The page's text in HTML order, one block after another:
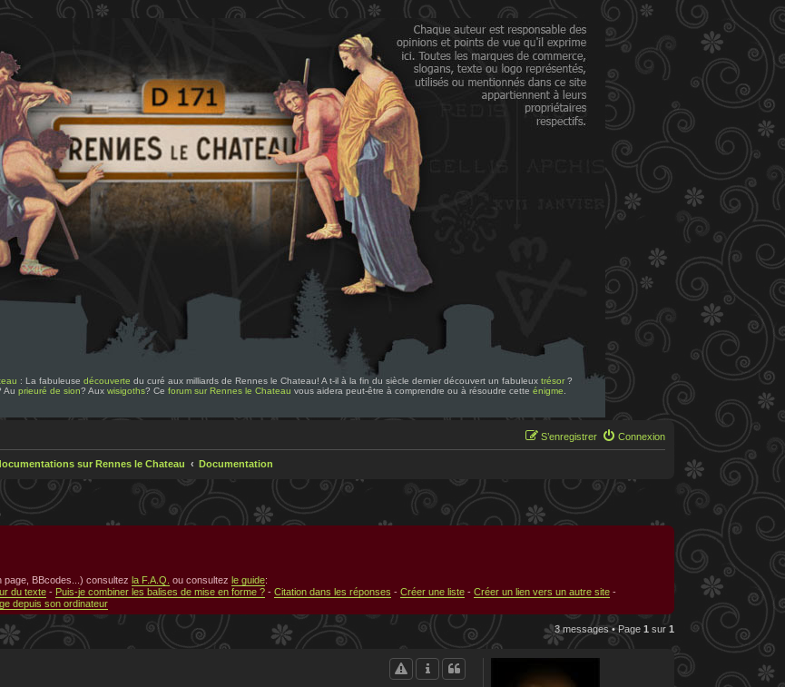
: La fabuleuse découverte du curé aux milliards de Rennes le Chateau! A t-il à la fin du siècle dernier découvert un fabuleux trésor ?
Au prieuré de sion? Aux wisigoths? Ce forum sur Rennes le Chateau vous aidera peut-être à comprendre ou à résoudre cette énigme
Connexion
S’enregistrer
sur Rennes le Chateau Documentation
BBcodes...) consultez la F.A.Q. ou consultez le guide:
du texte - Puis-je combiner les balises de mise en forme ? - Citation dans les réponses - Créer une liste - Créer un lien vers un autre site -
depuis son ordinateur
3 messages • Page 1 sur 1